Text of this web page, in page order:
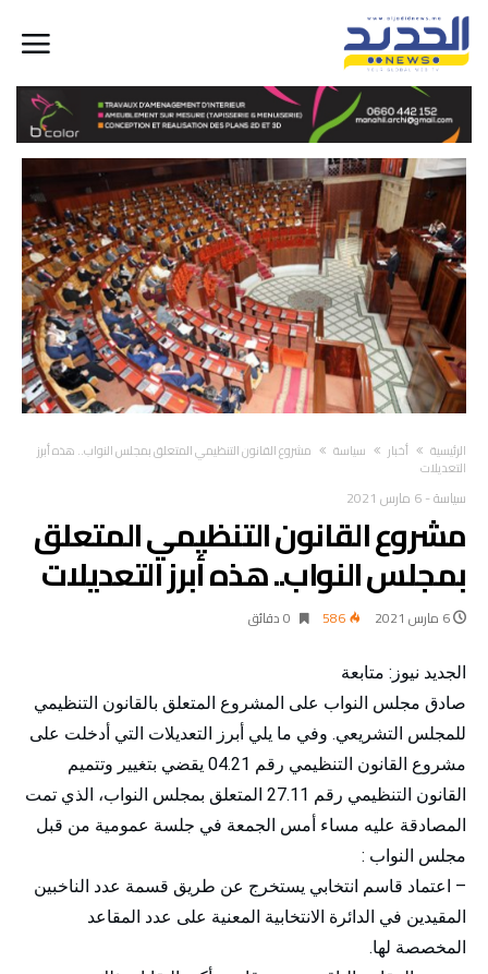
‫الرئيسية‬ أخبار سياسة
مشروع القانون التنظيمي المتعلق بمجلس النواب.. هذه أبرز
التعديلات
سياسة-6 مارس 2021
مشروع القانون التنظيمي المتعلق
بمجلس النواب.. هذه أبرز التعديلات
6 مارس 2021 586 0 ‫دقائق‬
الجديد نيوز: متابعة
صادق مجلس النواب على المشروع المتعلق بالقانون التنظيمي
للمجلس التشريعي. وفي ما يلي أبرز التعديلات التي أدخلت على
مشروع القانون التنظيمي رقم 04.21 يقضي بتغيير وتتميم
القانون التنظيمي رقم 27.11 المتعلق بمجلس النواب، الذي تمت
المصادقة عليه مساء أمس الجمعة في جلسة عمومية من قبل
مجلس النواب :
– اعتماد قاسم انتخابي يستخرج عن طريق قسمة عدد الناخبين
المقيدين في الدائرة الانتخابية المعنية على عدد المقاعد
المخصصة لها.